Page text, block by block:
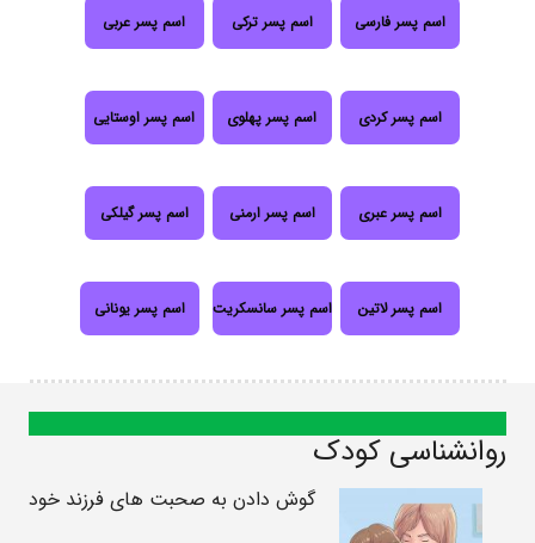
اسم پسر فارسی اسم پسر ترکی اسم پسر عربی
اسم پسر کردی اسم پسر پهلوی اسم پسر اوستایی
اسم پسر عبری اسم پسر ارمنی اسم پسر گیلکی
اسم پسر لاتین اسم پسر سانسکریت اسم پسر یونانی
روانشناسی کودک
گوش دادن به صحبت های فرزند خود